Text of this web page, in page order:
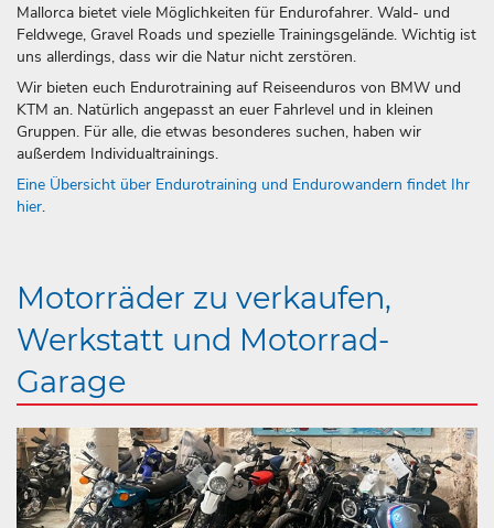
Mallorca bietet viele Möglichkeiten für Endurofahrer. Wald- und
Feldwege, Gravel Roads und spezielle Trainingsgelände. Wichtig ist
uns allerdings, dass wir die Natur nicht zerstören.
Wir bieten euch Endurotraining auf Reiseenduros von BMW und
KTM an. Natürlich angepasst an euer Fahrlevel und in kleinen
Gruppen. Für alle, die etwas besonderes suchen, haben wir
außerdem Individualtrainings.
Eine Übersicht über Endurotraining und Endurowandern findet Ihr
hier.
Motorräder zu verkaufen,
Werkstatt und Motorrad-
Garage